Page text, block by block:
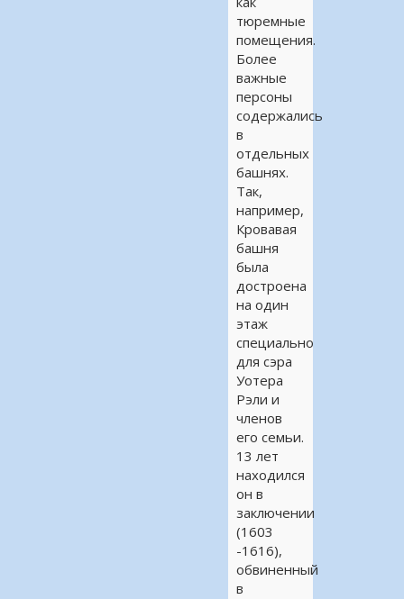
тюремные
помещения.
Более
важные
персоны
содержались
в
отдельных
башнях.
Так,
например,
Кровавая
башня
была
достроена
на один
этаж
специально
для сэра
Уотера
Рэли и
членов
его семьи.
13 лет
находился
он в
заключении
(1603
-1616),
обвиненный
в